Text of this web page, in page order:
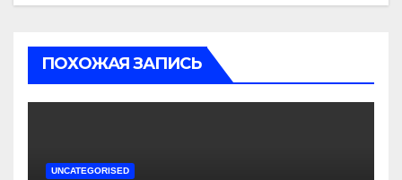
ПОХОЖАЯ ЗАПИСЬ
UNCATEGORISED